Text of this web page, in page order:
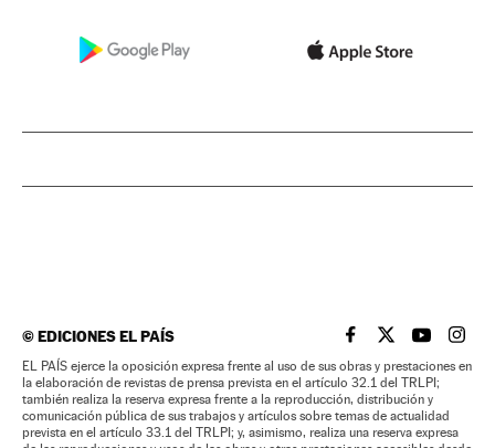
©EDICIONES EL PAÍS EL PAÍS BRASIL EN
EL PAÍSEL PAÍS
EL
EL PAÍS ejerce la oposición expresa frente al uso de sus obras y prestaciones en
la elaboración de revistas de prensa prevista en el artículo 32.1 del TRLPI;
también realiza la reserva expresa frente a la reproducción, distribución y
comunicación pública de sus trabajos y artículos sobre temas de actualidad
prevista en el artículo 33.1 del TRLPI; y, asimismo, realiza una reserva expresa